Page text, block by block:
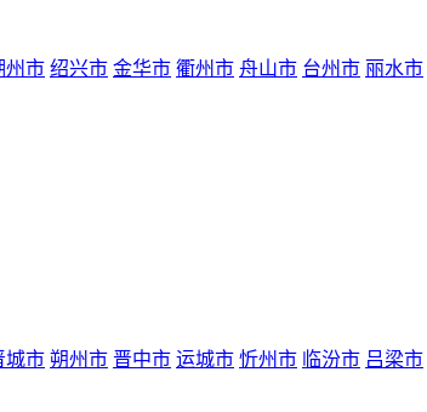
州市 绍兴市 金华市 衢州市 舟山市 台州市 丽水市
城市 朔州市 晋中市 运城市 忻州市 临汾市 吕梁市